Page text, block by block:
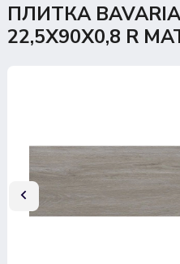
ПЛИТКА BAVARIA
22,5X90X0,8 R